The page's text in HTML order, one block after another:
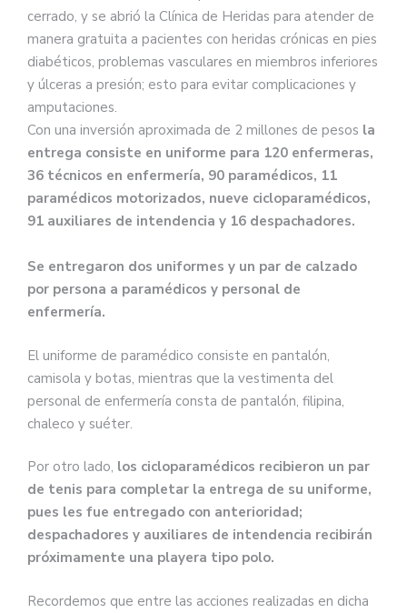
Chaleco y saco.
pic.twitter.com/PaTDtnNUZ5
— Gobierno de Guadalajara
(@GuadalajaraGob)October 11,
2023
cerrado, y se abrió la Clínica de Heridas para atender de
manera gratuita a pacientes con heridas crónicas en pies
diabéticos, problemas vasculares en miembros inferiores
y úlceras a presión; esto para evitar complicaciones y
amputaciones.
Con una inversión aproximada de 2 millones de pesos la
entrega consiste en uniforme para 120 enfermeras,
36 técnicos en enfermería, 90 paramédicos, 11
paramédicos motorizados, nueve cicloparamédicos,
91 auxiliares de intendencia y 16 despachadores.
Se entregaron dos uniformes y un par de calzado
por persona a paramédicos y personal de
enfermería.
El uniforme de paramédico consiste en pantalón,
camisola y botas, mientras que la vestimenta del
personal de enfermería consta de pantalón, filipina,
chaleco y suéter.
Por otro lado, los cicloparamédicos recibieron un par
de tenis para completar la entrega de su uniforme,
pues les fue entregado con anterioridad;
despachadores y auxiliares de intendencia recibirán
próximamente una playera tipo polo.
Recordemos que entre las acciones realizadas en dicha